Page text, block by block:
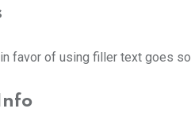
favor of using filler text goes